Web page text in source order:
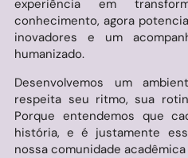
experiência em
conhecimento, agora
inovadores e um
humanizado.
Desenvolvemos um
respeita seu ritmo, sua
Porque entendemos que
história, e é justamente
nossa comunidade